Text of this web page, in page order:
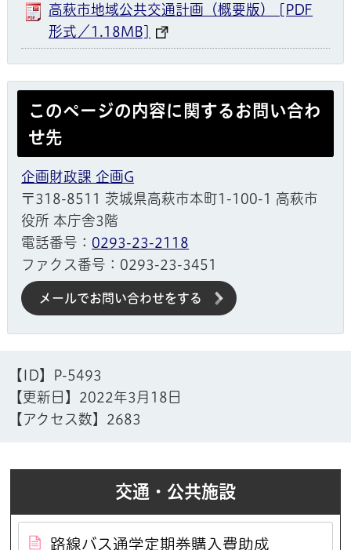
高萩市地域公共交通計画（概要版） [PDF
形式／1.18MB]
このページの内容に関するお問い合わ
せ先
企画財政課 企画G
〒318-8511 茨城県高萩市本町1-100-1 高萩市
役所 本庁舎3階
電話番号： 0293-23-2118
ファクス番号：0293-23-3451
メールでお問い合わせをする
【ID】
P-5493
【更新日】 2022年3月18日
【アクセス数】 2683
交通・公共施設
路線バス通学定期券購入費助成